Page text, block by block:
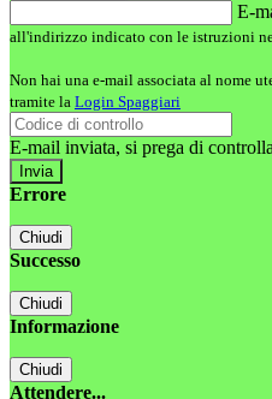
E-
all'indirizzo indicato con le istruzioni
Non hai una e-mail associata al nome
tramite la Login Spaggiari
E-mail inviata, si prega di
Errore
Chiudi
Successo
Chiudi
Informazione
Chiudi
Attendere...